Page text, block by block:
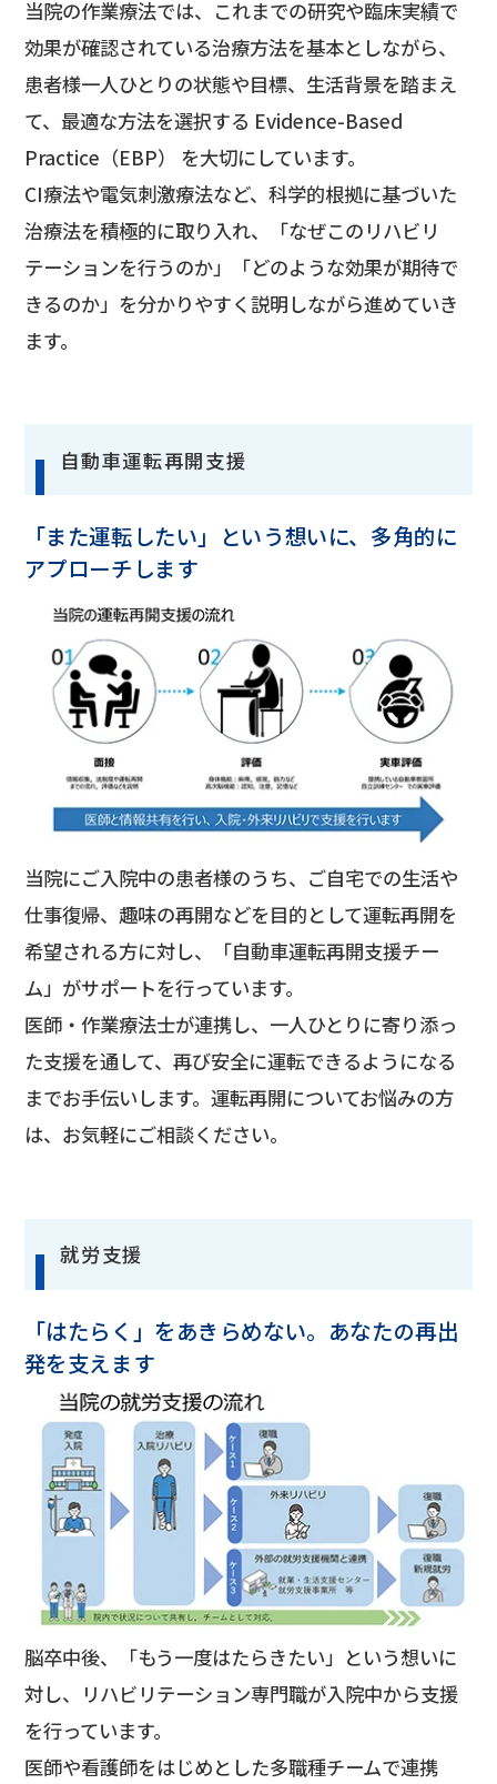
当院の作業療法では、これまでの研究や臨床実績で
効果が確認されている治療方法を基本としながら、
患者様一人ひとりの状態や目標、生活背景を踏まえ
て、最適な方法を選択する Evidence-Based
Practice（EBP） を大切にしています。
CI療法や電気刺激療法など、科学的根拠に基づいた
治療法を積極的に取り入れ、「なぜこのリハビリ
テーションを行うのか」「どのような効果が期待で
きるのか」を分かりやすく説明しながら進めていき
ます。
自動車運転再開支援
「また運転したい」という想いに、多角的に
アプローチします
当院にご入院中の患者様のうち、ご自宅での生活や
仕事復帰、趣味の再開などを目的として運転再開を
希望される方に対し、「自動車運転再開支援チー
ム」がサポートを行っています。
医師・作業療法士が連携し、一人ひとりに寄り添っ
た支援を通して、再び安全に運転できるようになる
までお手伝いします。運転再開についてお悩みの方
は、お気軽にご相談ください。
就労支援
「はたらく」をあきらめない。あなたの再出
発を支えます
脳卒中後、「もう一度はたらきたい」という想いに
対し、リハビリテーション専門職が入院中から支援
を行っています。
医師や看護師をはじめとした多職種チームで連携